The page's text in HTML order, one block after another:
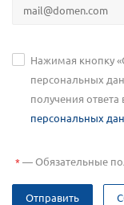
Нажимая кнопку
персональных
получения ответа
персональных
*—Обязательные
Отправить